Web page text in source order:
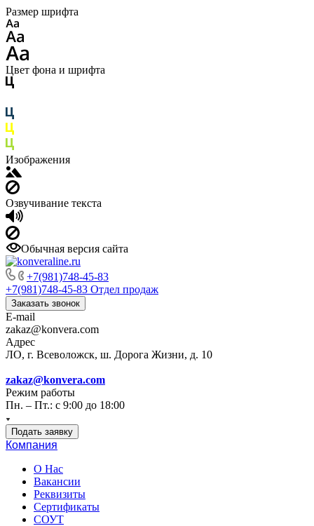
Размер шрифта
Цвет фона и шрифта
Изображения
Озвучивание текста
Обычная версия сайта
+7(981)748-45-83
+7(981)748-45-83 Отдел продаж
Заказать звонок
E-mail
zakaz@konvera.com
Адрес
ЛО, г. Всеволожск, ш. Дорога Жизни, д. 10
zakaz@konvera.com
Режим работы
Пн. – Пт.: с 9:00 до 18:00
Подать заявку
Компания
О Нас
Вакансии
Реквизиты
Сертификаты
СОУТ